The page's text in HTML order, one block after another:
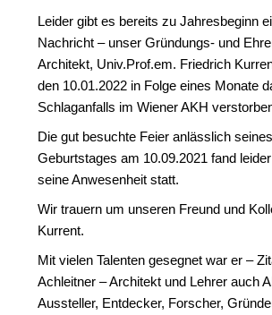
Leider gibt es bereits zu Jahresbeginn
Nachricht – unser Gründungs- und
Architekt, Univ.Prof.em. Friedrich
den 10.01.2022 in Folge eines Monate
Schlaganfalls im Wiener AKH
Die gut besuchte Feier anlässlich
Geburtstages am 10.09.2021 fand
seine Anwesenheit statt.
Wir trauern um unseren Freund und
Kurrent.
Mit vielen Talenten gesegnet war er –
Achleitner – Architekt und Lehrer auch
Aussteller, Entdecker, Forscher,